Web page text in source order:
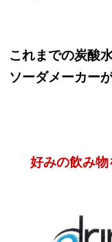
これまでの炭酸
ソーダメーカー
好みの飲み物